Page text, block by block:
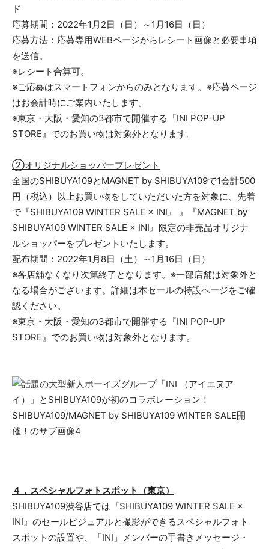
ド
応募期間：2022年1月2日（日）～1月16日（日）
応募方法：応募専用WEBページからレシート画像と必要事項
を送信。
※レシート合算可。
※ご応募はスマートフォンからのみとなります。※応募ページ
はお会計時にご案内いたします。
※東京・大阪・愛知の3都市で開催する『INI POP-UP
STORE』でのお買い物は対象外となります。
②オリジナルショッパープレゼント
全国のSHIBUYA109とMAGNET by SHIBUYA109で1会計500
円（税込）以上お買い物をしていただいた方を対象に、先着
で『SHIBUYA109 WINTER SALE × INI』 』『MAGNET by
SHIBUYA109 WINTER SALE × INI』限定の非売品オリジナ
ルショッパーをプレゼントいたします。
配布期間：2022年1月8日（土）～1月16日（日）
※各店舖なくなり次第終了となります。※一部店舗は対象外と
なる場合がございます。詳細は本セールの特設ページをご確
認ください。
※東京・大阪・愛知の3都市で開催する『INI POP-UP
STORE』でのお買い物は対象外となります。
４．スペシャルフォトスポット（東京）
SHIBUYA109渋谷店では『SHIBUYA109 WINTER SALE ×
INI』のセールビジュアルと撮影ができるスペシャルフォト
スポットの設置や、「INI」メンバーの手書きメッセージ・